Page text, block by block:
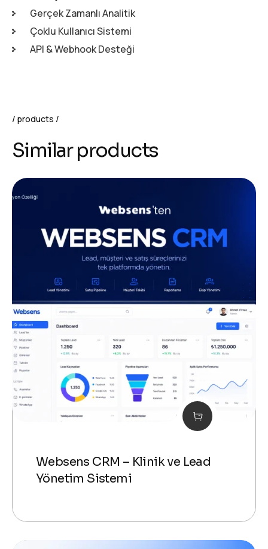
Gerçek Zamanlı Analitik
Çoklu Kullanıcı Sistemi
API & Webhook Desteği
products
Similar products
Websens CRM – Klinik ve Lead
Yönetim Sistemi